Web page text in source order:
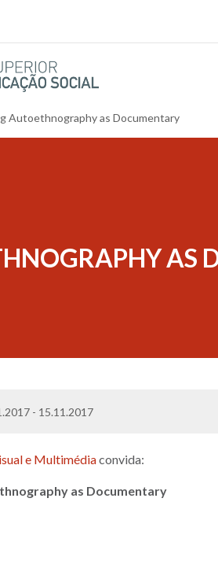
Autoethnography as Documentary
AS
- 15.11.2017
e Multimédiaconvida:
as Documentary